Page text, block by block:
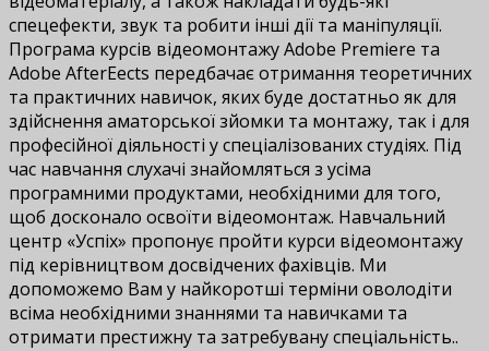
спецефекти, звук та робити інші дії та маніпуляції.
Програма курсів відеомонтажу Adobe Premiere та
Adobe AfterEffects передбачає отримання теоретичних
та практичних навичок, яких буде достатньо як для
здійснення аматорської зйомки та монтажу, так і для
професійної діяльності у спеціалізованих студіях. Під
час навчання слухачі знайомляться з усіма
програмними продуктами, необхідними для того,
щоб досконало освоїти відеомонтаж. Навчальний
центр «Успіх» пропонує пройти курси відеомонтажу
під керівництвом досвідчених фахівців. Ми
допоможемо Вам у найкоротші терміни оволодіти
всіма необхідними знаннями та навичками та
отримати престижну та затребувану спеціальність..